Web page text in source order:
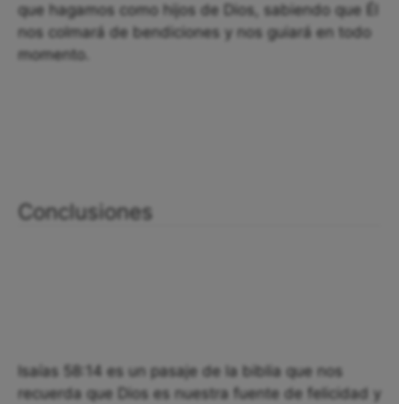
que hagamos como hijos de Dios, sabiendo que Él
nos colmará de bendiciones y nos guiará en todo
momento.
Conclusiones
Isaías 58:14 es un pasaje de la biblia que nos
recuerda que Dios es nuestra fuente de felicidad y